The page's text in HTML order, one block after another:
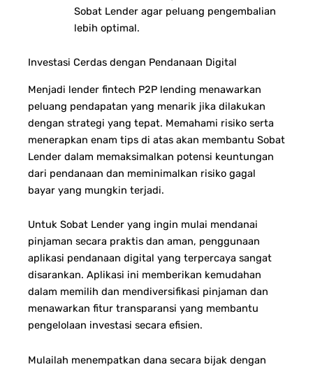
Sobat Lender agar peluang pengembalian
lebih optimal.
Investasi Cerdas dengan Pendanaan Digital
Menjadi lender fintech P2P lending menawarkan
peluang pendapatan yang menarik jika dilakukan
dengan strategi yang tepat. Memahami risiko serta
menerapkan enam tips di atas akan membantu Sobat
Lender dalam memaksimalkan potensi keuntungan
dari pendanaan dan meminimalkan risiko gagal
bayar yang mungkin terjadi.
Untuk Sobat Lender yang ingin mulai mendanai
pinjaman secara praktis dan aman, penggunaan
aplikasi pendanaan digital yang terpercaya sangat
disarankan. Aplikasi ini memberikan kemudahan
dalam memilih dan mendiversifikasi pinjaman dan
menawarkan fitur transparansi yang membantu
pengelolaan investasi secara efisien.
Mulailah menempatkan dana secara bijak dengan